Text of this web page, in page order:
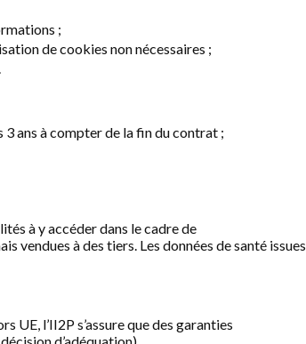
;
de cookies non nécessaires ;
ans à compter de la fin du contrat ;
à y accéder dans le cadre de
vendues à des tiers. Les données de santé issues
UE, l’II2P s’assure que des garanties